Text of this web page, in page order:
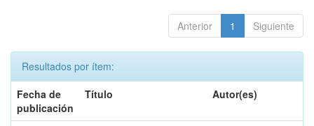
Anterior 1 Siguiente
Resultados por ítem:
Fecha de
publicación
Título Autor(es)